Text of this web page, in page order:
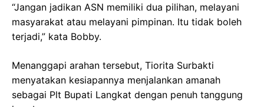
“Jangan jadikan ASN memiliki dua pilihan, melayani
masyarakat atau melayani pimpinan. Itu tidak boleh
terjadi,” kata Bobby.
Menanggapi arahan tersebut, Tiorita Surbakti
menyatakan kesiapannya menjalankan amanah
sebagai Plt Bupati Langkat dengan penuh tanggung